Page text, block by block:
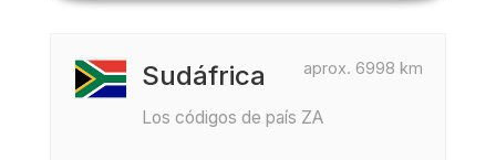
aprox. 6998 km
Sudáfrica
Los códigos de país ZA